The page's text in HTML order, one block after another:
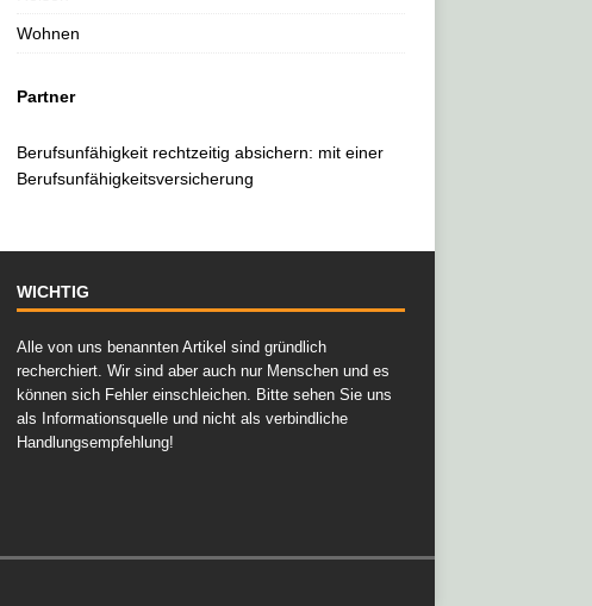
Wohnen
Partner
Berufsunfähigkeit rechtzeitig absichern: mit einer
Berufsunfähigkeitsversicherung
WICHTIG
Alle von uns benannten Artikel sind gründlich
recherchiert. Wir sind aber auch nur Menschen und es
können sich Fehler einschleichen. Bitte sehen Sie uns
als Informationsquelle und nicht als verbindliche
Handlungsempfehlung!